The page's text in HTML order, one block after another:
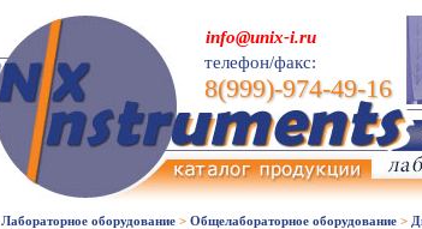
info@unix-i.ru
телефон/факс:
8(999)-974-49-16
Лабораторное оборудование > Общелабораторное оборудование >